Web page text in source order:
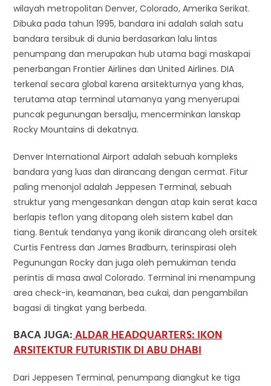
wilayah metropolitan Denver, Colorado, Amerika Serikat.
Dibuka pada tahun 1995, bandara ini adalah salah satu
bandara tersibuk di dunia berdasarkan lalu lintas
penumpang dan merupakan hub utama bagi maskapai
penerbangan Frontier Airlines dan United Airlines. DIA
terkenal secara global karena arsitekturnya yang khas,
terutama atap terminal utamanya yang menyerupai
puncak pegunungan bersalju, mencerminkan lanskap
Rocky Mountains di dekatnya.
Denver International Airport adalah sebuah kompleks
bandara yang luas dan dirancang dengan cermat. Fitur
paling menonjol adalah Jeppesen Terminal, sebuah
struktur yang mengesankan dengan atap kain serat kaca
berlapis teflon yang ditopang oleh sistem kabel dan
tiang. Bentuk tendanya yang ikonik dirancang oleh arsitek
Curtis Fentress dan James Bradburn, terinspirasi oleh
Pegunungan Rocky dan juga oleh pemukiman tenda
perintis di masa awal Colorado. Terminal ini menampung
area check-in, keamanan, bea cukai, dan pengambilan
bagasi di tingkat yang berbeda.
BACA JUGA:ALDAR HEADQUARTERS: IKON
ARSITEKTUR FUTURISTIK DI ABU DHABI
Dari Jeppesen Terminal, penumpang diangkut ke tiga